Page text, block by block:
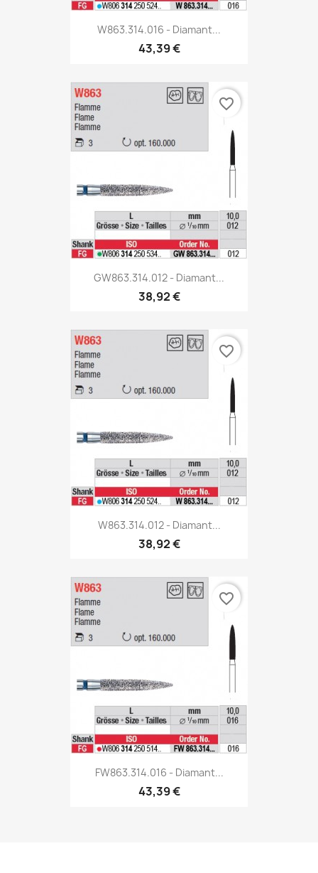
W863.314.016 - Diamant...
43,39 €
GW863.314.012 - Diamant...
38,92 €
favorite_border
W863.314.012 - Diamant...
38,92 €
favorite_border
FW863.314.016 - Diamant...
43,39 €
favorite_border